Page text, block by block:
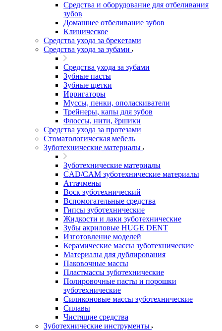
Средства и оборудование для отбеливания
зубов
Домашнее отбеливание зубов
Клиническое
Средства ухода за брекетами
Средства ухода за зубами
Средства ухода за зубами
Зубные пасты
Зубные щетки
Ирригаторы
Муссы, пенки, ополаскиватели
Трейнеры, капы для зубов
Флоссы, нити, ёршики
Средства ухода за протезами
Стоматологическая мебель
Зуботехнические материалы
Зуботехнические материалы
CAD/CAM зуботехнические материалы
Аттачмены
Воск зуботехнический
Вспомогательные средства
Гипсы зуботехнические
Жидкости и лаки зуботехнические
Зубы акриловые HUGE DENT
Изготовление моделей
Керамические массы зуботехнические
Материалы для дублирования
Паковочные массы
Пластмассы зуботехнические
Полировочные пасты и порошки
зуботехнические
Силиконовые массы зуботехнические
Сплавы
Чистящие средства
Зуботехнические инструменты